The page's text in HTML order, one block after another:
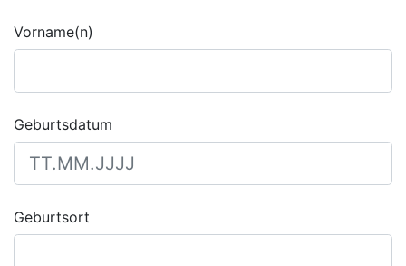
Vorname(n)
Geburtsdatum
Geburtsort